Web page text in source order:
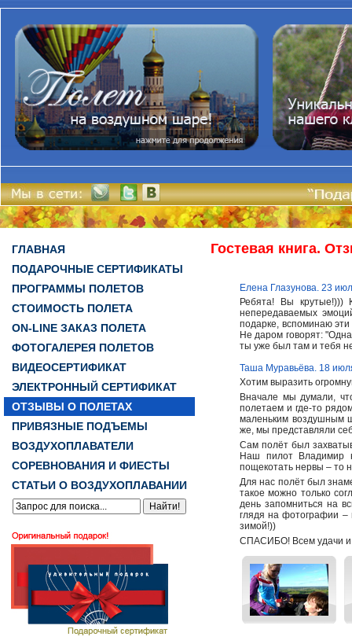
ГЛАВНАЯ
ПОДАРОЧНЫЕ СЕРТИФИКАТЫ
ПРОГРАММЫ ПОЛЕТОВ
СТОИМОСТЬ ПОЛЕТА
ON-LINE ЗАКАЗ ПОЛЕТА
ФОТОГАЛЕРЕЯ ПОЛЕТОВ
ВИДЕОСЕРТИФИКАТ
ЭЛЕКТРОННЫЙ СЕРТИФИКАТ
ОТЗЫВЫ О ПОЛЕТАХ
ПРИВЯЗНЫЕ ПОДЪЕМЫ
ВОЗДУХОПЛАВАТЕЛИ
СОРЕВНОВАНИЯ И ФИЕСТЫ
СТАТЬИ О ВОЗДУХОПЛАВАНИИ
Гостевая книга.
Елена Глазунова. 23
Ребята! Вы крутые!)))
непередаваемых
подарке, вспоминаю
Не даром говорят:
ты уже был там и тебя
Таша Муравьёва. 18
Хотим выразить
Вначале мы думали,
полетаем и где-то
маленьким воздушным
же, мы представляли
Сам полёт был
Наш пилот Владимир
пощекотать нервы – то
Для нас полёт был
такое можно только
день запомниться на
глядя на фотографии –
зимой!))
СПАСИБО! Всем удачи и